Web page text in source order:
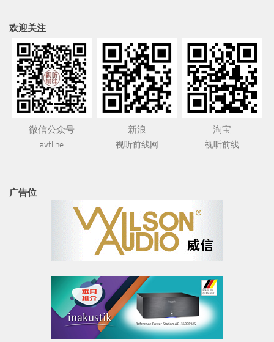
欢迎关注
微信公众号
avfline
新浪
视听前线网
淘宝
视听前线
广告位